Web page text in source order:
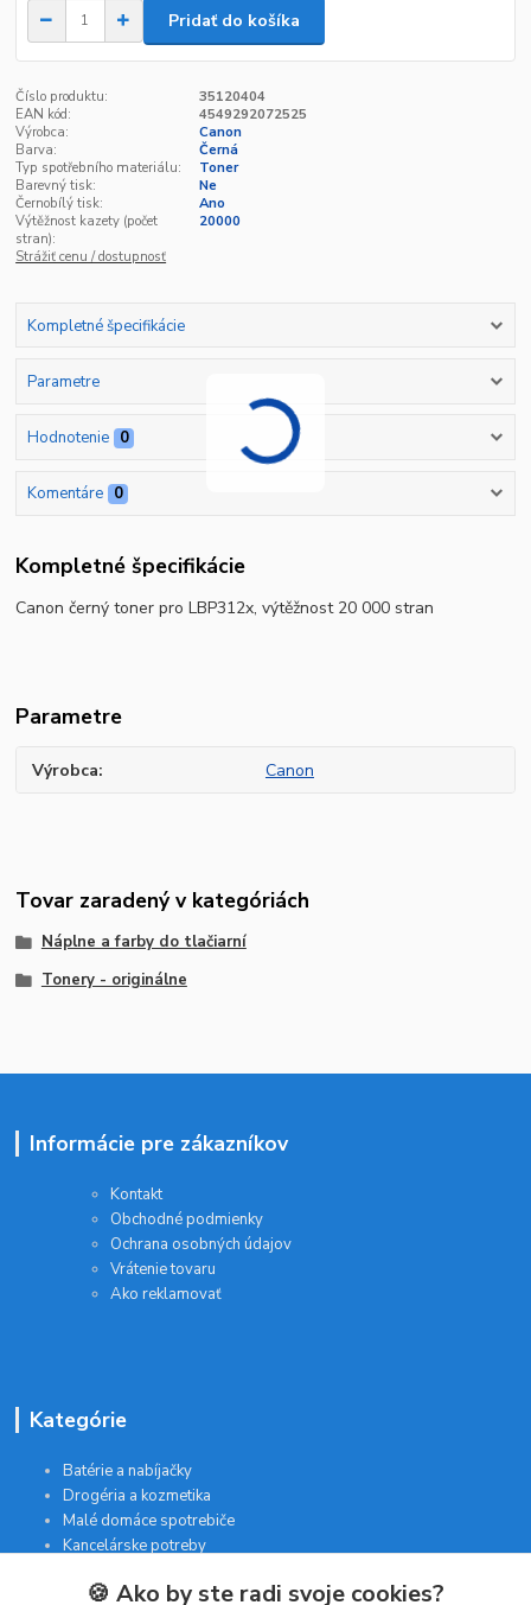
Pridať do košíka
Číslo produktu:
35120404
EAN kód:
4549292072525
Výrobca:
Canon
Barva:
Černá
Typ spotřebního materiálu:
Toner
Barevný tisk:
Ne
Černobílý tisk:
Ano
Výtěžnost kazety (počet
stran):
20000
Strážiť cenu / dostupnosť
Kompletné špecifikácie
Parametre
Hodnotenie 0
Komentáre 0
Kompletné špecifikácie
Canon černý toner pro LBP312x, výtěžnost 20 000 stran
Parametre
Výrobca Canon
Tovar zaradený v kategóriách
Náplne a farby do tlačiarní
Tonery - originálne
Informácie pre zákazníkov
Kontakt
Obchodné podmienky
Ochrana osobných údajov
Vrátenie tovaru
Ako reklamovať
Kategórie
Batérie a nabíjačky
Drogéria a kozmetika
Malé domáce spotrebiče
Kancelárske potreby
🍪 Ako by ste radi svoje cookies?